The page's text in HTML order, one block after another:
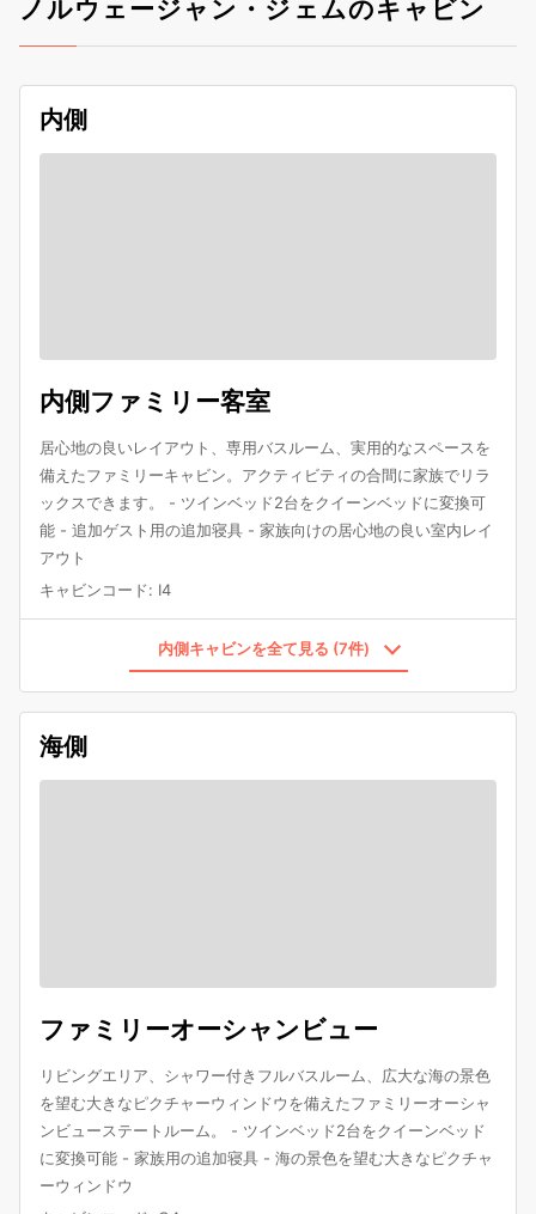
ノルウェージャン・ジェムのキャビン
内側
内側ファミリー客室
居心地の良いレイアウト、専用バスルーム、実用的なスペースを
備えたファミリーキャビン。アクティビティの合間に家族でリラ
ックスできます。 - ツインベッド2台をクイーンベッドに変換可
能 - 追加ゲスト用の追加寝具 - 家族向けの居心地の良い室内レイ
アウト
キャビンコード: I4
内側キャビンを全て見る (7件)
海側
ファミリーオーシャンビュー
リビングエリア、シャワー付きフルバスルーム、広大な海の景色
を望む大きなピクチャーウィンドウを備えたファミリーオーシャ
ンビューステートルーム。 - ツインベッド2台をクイーンベッド
に変換可能 - 家族用の追加寝具 - 海の景色を望む大きなピクチャ
ーウィンドウ